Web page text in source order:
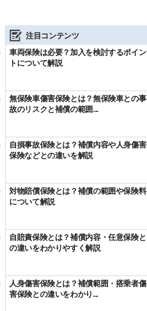
注目コンテンツ
車両保険は必要？加入を検討するポイン
トについて解説
無保険車傷害保険とは？無保険車との事
故のリスクと補償の範囲...
自損事故保険とは？補償内容や人身傷害
保険などとの違いを解説
対物賠償保険とは？補償の範囲や保険料
について解説
自賠責保険とは？補償内容・任意保険と
の違いをわかりやすく解説
人身傷害保険とは？補償範囲・搭乗者傷
害保険との違いをわかり...